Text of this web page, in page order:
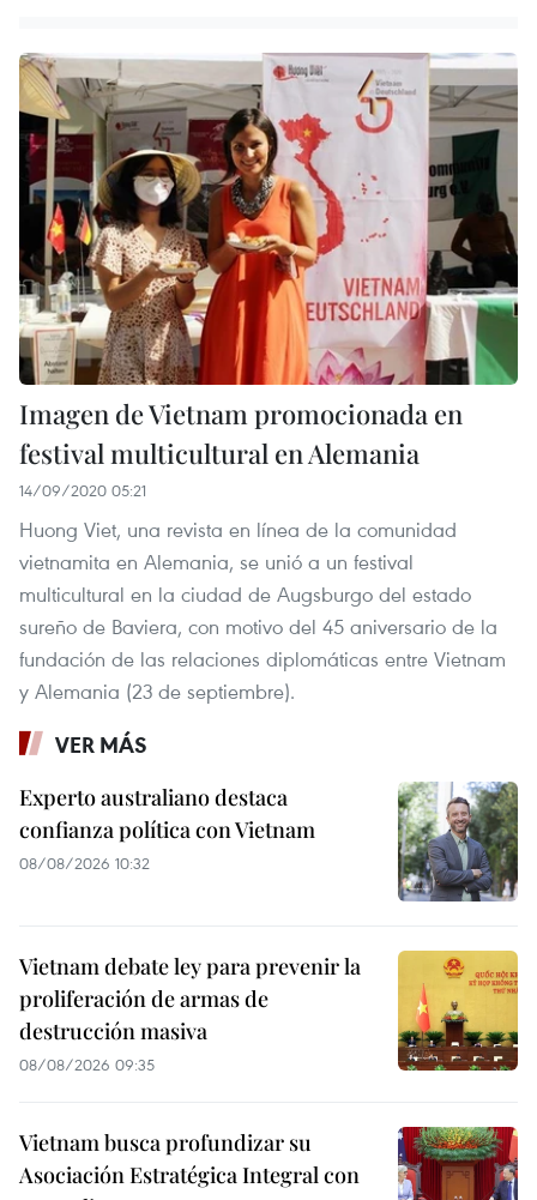
Imagen de Vietnam promocionada en
festival multicultural en Alemania
14/09/2020 05:21
Huong Viet, una revista en línea de la comunidad
vietnamita en Alemania, se unió a un festival
multicultural en la ciudad de Augsburgo del estado
sureño de Baviera, con motivo del 45 aniversario de la
fundación de las relaciones diplomáticas entre Vietnam
y Alemania (23 de septiembre).
VER MÁS
Experto australiano destaca
confianza política con Vietnam
08/08/2026 10:32
Vietnam debate ley para prevenir la
proliferación de armas de
destrucción masiva
08/08/2026 09:35
Vietnam busca profundizar su
Asociación Estratégica Integral con